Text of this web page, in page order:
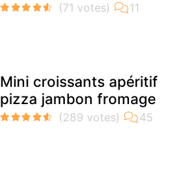
Mini croissants apéritif
pizza jambon fromage